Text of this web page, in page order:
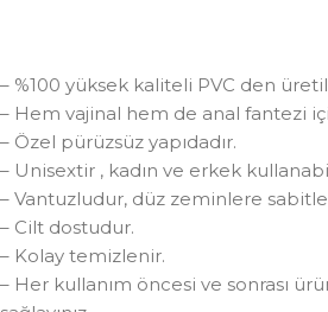
– %100 yüksek kaliteli PVC den
– Hem vajinal hem de anal fantezi
– Özel pürüzsüz yapıdadır.
– Unisextir , kadın ve erkek
– Vantuzludur, düz zeminlere
– Cilt dostudur.
– Kolay temizlenir.
– Her kullanım öncesi ve sonrası